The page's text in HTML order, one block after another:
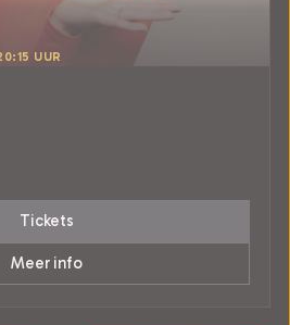
UUR
Tickets
Meer info